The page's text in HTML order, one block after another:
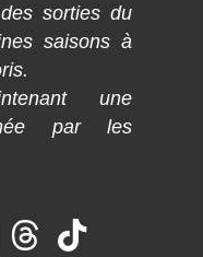
sorties du
saisons à
une
par les